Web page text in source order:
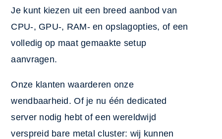
Je kunt kiezen uit een breed aanbod van
CPU-, GPU-, RAM- en opslagopties, of een
volledig op maat gemaakte setup
aanvragen.
Onze klanten waarderen onze
wendbaarheid. Of je nu één dedicated
server nodig hebt of een wereldwijd
verspreid bare metal cluster: wij kunnen